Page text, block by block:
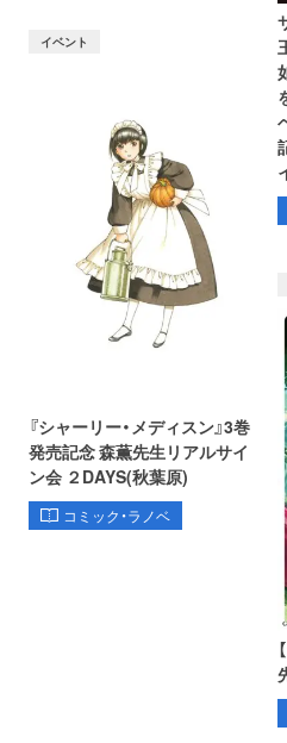
イベント
『シャーリー・メディスン』3巻
発売記念 森薫先生リアルサイ
ン会 ２DAYS(秋葉原)
コミック・ラノベ